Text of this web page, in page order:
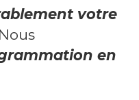
votre
en